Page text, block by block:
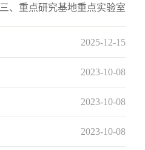
三、重点研究基地重点实验室
2025-12-15
2023-10-08
2023-10-08
2023-10-08